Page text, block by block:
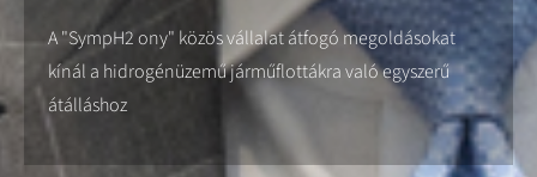
A "SympH2 ony" közös vállalat átfogó megoldásokat
kínál a hidrogénüzemű járműflottákra való egyszerű
átálláshoz